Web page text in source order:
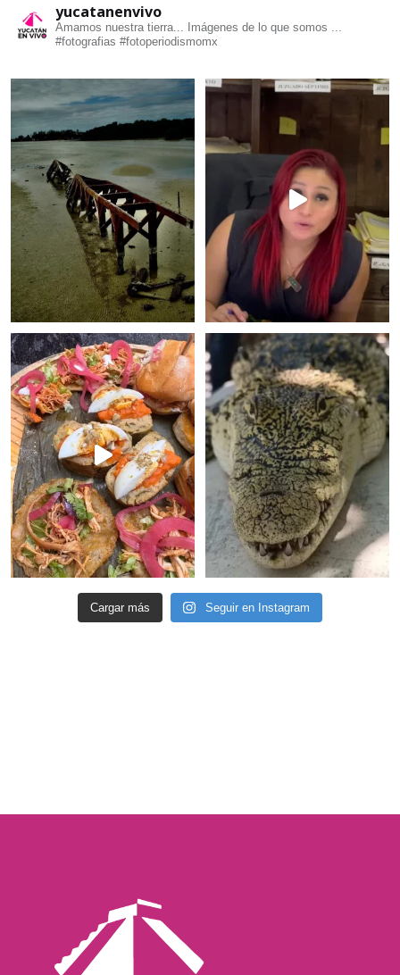
yucatanenvivo
Amamos nuestra tierra... Imágenes de lo que somos ...
#fotografias #fotoperiodismomx
Cargar más Seguir en Instagram